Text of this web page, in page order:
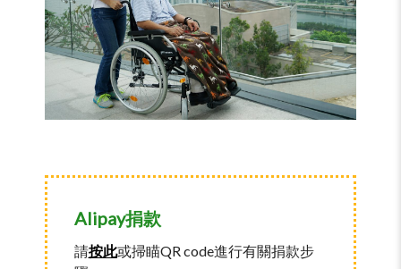
Alipay捐款
請按此或掃瞄QR code進行有關捐款步